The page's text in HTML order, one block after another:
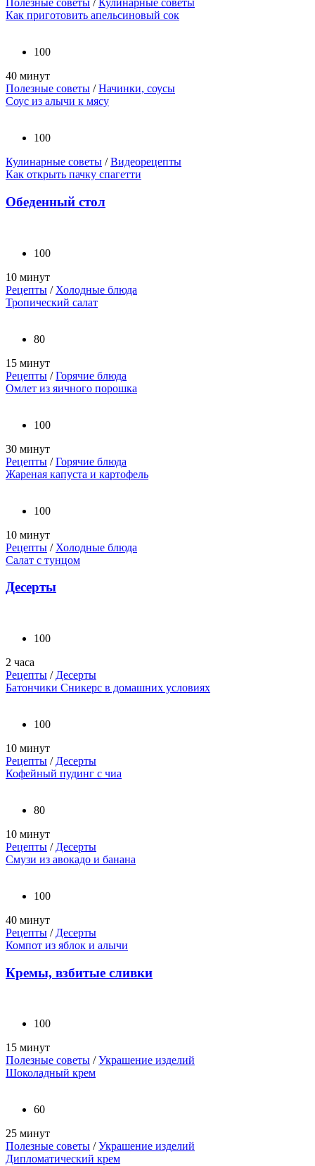
Полезные советы / Кулинарные советы
Как приготовить апельсиновый сок
100
40 минут
Полезные советы /Начинки, соусы
Соус из алычи к мясу
100
Кулинарные советы /Видеорецепты
Как открыть пачку спагетти
Обеденный стол
100
10 минут
Рецепты / Холодные блюда
Тропический салат
80
15 минут
Рецепты /Горячие блюда
Омлет из яичного порошка
100
30 минут
Рецепты /Горячие блюда
Жареная капуста и картофель
100
10 минут
Рецепты / Холодные блюда
Салат с тунцом
Десерты
100
2 часа
Рецепты / Десерты
Батончики Сникерс в домашних условиях
100
10 минут
Рецепты / Десерты
Кофейный пудинг с чиа
80
10 минут
Рецепты / Десерты
Смузи из авокадо и банана
100
40 минут
Рецепты / Десерты
Компот из яблок и алычи
Кремы, взбитые сливки
100
15 минут
Полезные советы /Украшение изделий
Шоколадный крем
60
25 минут
Полезные советы /Украшение изделий
Дипломатический крем